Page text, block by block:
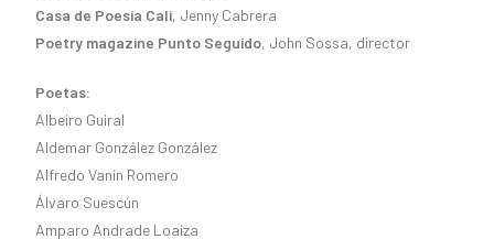
Casa de Poesía Cali, Jenny Cabrera
Poetry magazine Punto Seguido, John Sossa, director
Poetas:
Albeiro Guiral
Aldemar González González
Alfredo Vanín Romero
Álvaro Suescún
Amparo Andrade Loaiza